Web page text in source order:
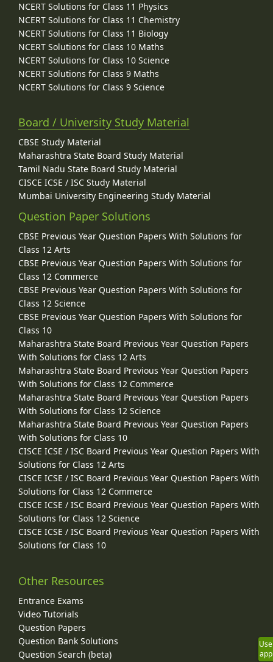
NCERT Solutions for Class 11 Physics
NCERT Solutions for Class 11 Chemistry
NCERT Solutions for Class 11 Biology
NCERT Solutions for Class 10 Maths
NCERT Solutions for Class 10 Science
NCERT Solutions for Class 9 Maths
NCERT Solutions for Class 9 Science
Board / University Study Material
CBSE Study Material
Maharashtra State Board Study Material
Tamil Nadu State Board Study Material
CISCE ICSE / ISC Study Material
Mumbai University Engineering Study Material
Question Paper Solutions
CBSE Previous Year Question Papers With Solutions for
Class 12 Arts
CBSE Previous Year Question Papers With Solutions for
Class 12 Commerce
CBSE Previous Year Question Papers With Solutions for
Class 12 Science
CBSE Previous Year Question Papers With Solutions for
Class 10
Maharashtra State Board Previous Year Question Papers
With Solutions for Class 12 Arts
Maharashtra State Board Previous Year Question Papers
With Solutions for Class 12 Commerce
Maharashtra State Board Previous Year Question Papers
With Solutions for Class 12 Science
Maharashtra State Board Previous Year Question Papers
With Solutions for Class 10
CISCE ICSE / ISC Board Previous Year Question Papers With
Solutions for Class 12 Arts
CISCE ICSE / ISC Board Previous Year Question Papers With
Solutions for Class 12 Commerce
CISCE ICSE / ISC Board Previous Year Question Papers With
Solutions for Class 12 Science
CISCE ICSE / ISC Board Previous Year Question Papers With
Solutions for Class 10
Other Resources
Entrance Exams
Video Tutorials
Question Papers
Question Bank Solutions
Question Search (beta)
Use
app